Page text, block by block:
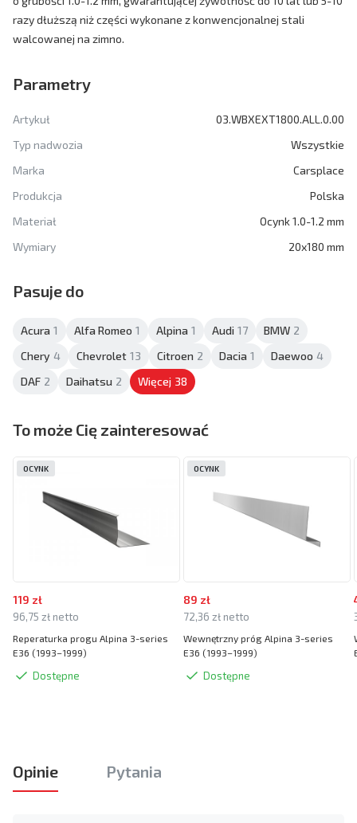
razy dłuższą niż części wykonane z konwencjonalnej stali
walcowanej na zimno.
Parametry
Artykuł
03.WBXEXT1800.ALL.0.00
Typ nadwozia
Wszystkie
Marka
Carsplace
Produkcja
Polska
Materiał
Ocynk 1.0-1.2 mm
Wymiary
20x180 mm
Pasuje do
Acura 1 Alfa Romeo 1 Alpina 1 Audi 17 BMW 2
Chery 4 Chevrolet 13 Citroen 2 Dacia 1 Daewoo 4
DAF 2 Daihatsu 2 Więcej 38
To może Cię zainteresować
119 zł
96,75 zł netto
Reperaturka progu Alpina 3-series
E36 (1993–1999)
Dostępne
OCYNK
89 zł
72,36 zł netto
Wewnętrzny próg Alpina 3-series
E36 (1993–1999)
Dostępne
OCYNK
Opinie Pytania